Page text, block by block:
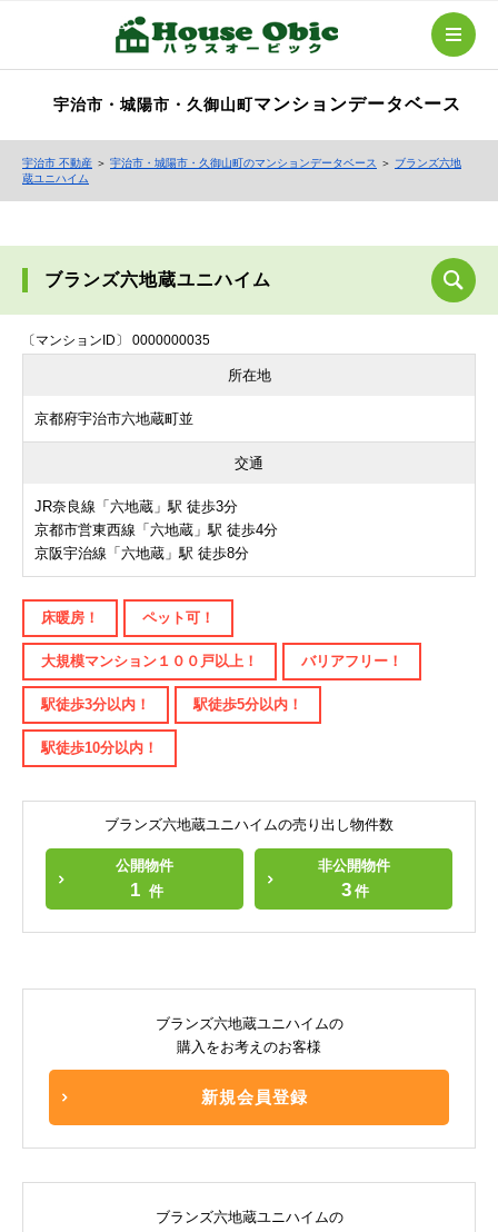
宇治市・城陽市・久御山町 マンションデータベース
宇治市 不動産 ＞ 宇治市・城陽市・久御山町のマンションデータベース ＞ ブランズ六地
蔵ユニハイム
ブランズ六地蔵ユニハイム
〔マンションID〕 0000000035
所在地
京都府宇治市六地蔵町並
交通
JR奈良線「六地蔵」駅 徒歩3分
京都市営東西線「六地蔵」駅 徒歩4分
京阪宇治線「六地蔵」駅 徒歩8分
床暖房！ ペット可！
大規模マンション１００戸以上！ バリアフリー！
駅徒歩3分以内！ 駅徒歩5分以内！
駅徒歩10分以内！
ブランズ六地蔵ユニハイムの売り出し物件数
公開物件
1 件
非公開物件
3 件
ブランズ六地蔵ユニハイムの
購入をお考えのお客様
新規会員登録
ブランズ六地蔵ユニハイムの